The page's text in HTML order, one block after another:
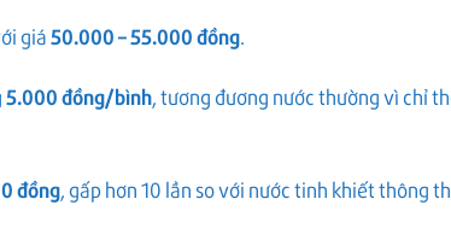
giá50.000 – 55.000 đồng.
5.000 đồng/bình, tương đương nước thường vì chỉ
đồng, gấp hơn 10 lần so với nước tinh khiết thông